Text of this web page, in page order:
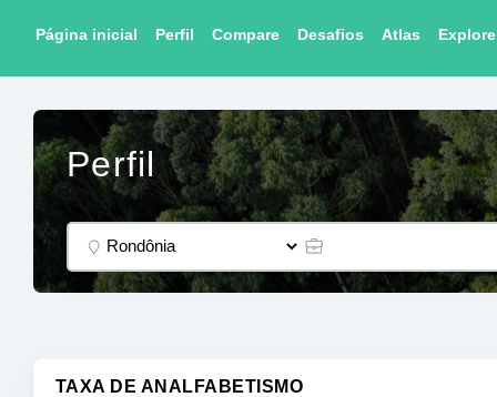
Página inicial Perfil Compare Desafios Atlas Explore
Perfil
TAXA DE ANALFABETISMO